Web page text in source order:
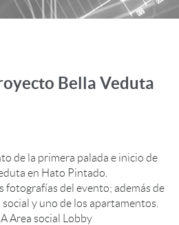
Bella Veduta
de la primera palada e inicio de
en Hato Pintado.
fotografías del evento; además de
y uno de los apartamentos.
Area social Lobby